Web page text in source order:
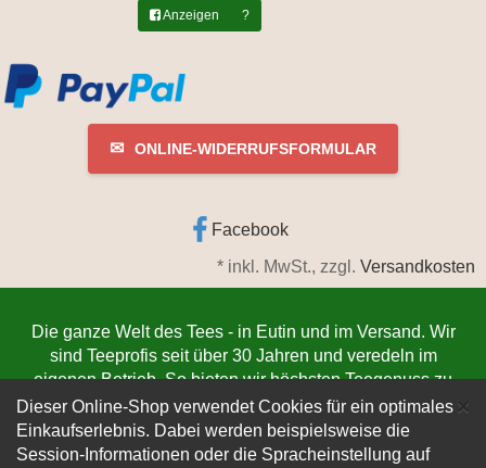
×
Dieser Online-Shop verwendet Cookies für ein optimales
Einkaufserlebnis. Dabei werden beispielsweise die
Session-Informationen oder die Spracheinstellung auf
Anzeigen ?
✉ ONLINE-WIDERRUFSFORMULAR
Facebook
* inkl. MwSt., zzgl. Versandkosten
Die ganze Welt des Tees - in Eutin und im Versand. Wir
sind Teeprofis seit über 30 Jahren und veredeln im
eigenen Betrieb. So bieten wir höchsten Teegenuss zu
niedrigsten Preisen. Jetzt bestellenwww.teeschmiede-
eutin.de (Die Lieferung verlässt innerhalb von 1-3
Werktagen unser Lager. Der Versand erfolgt